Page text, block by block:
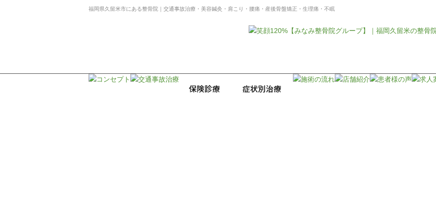
福岡県久留米市にある整骨院｜交通事故治療・美容鍼灸・肩こり・腰痛・産後骨盤矯正・生理痛・不眠